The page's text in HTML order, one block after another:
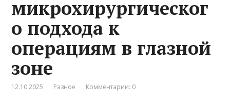
микрохирургическог
о подхода к
операциям в глазной
зоне
12.10.2025 Разное Комментарии: 0